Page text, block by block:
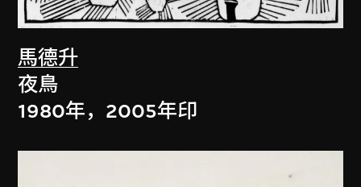
馬德升
夜鳥
1980年，2005年印